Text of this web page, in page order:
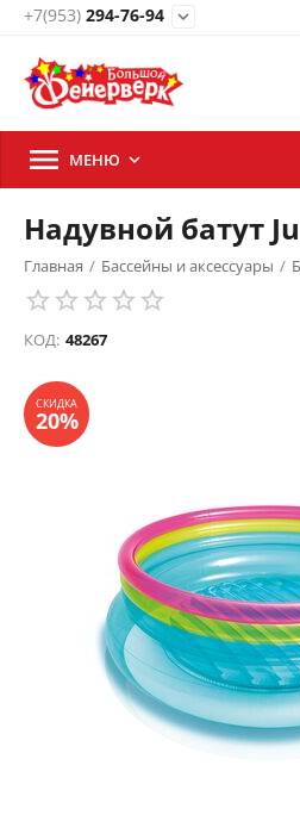
+7(953) 294-76-94 expand_more
 МЕНЮ 
Надувной батут
Главная / Бассейны и аксессуары /
Детские бассейны
КОД: 48267
20%